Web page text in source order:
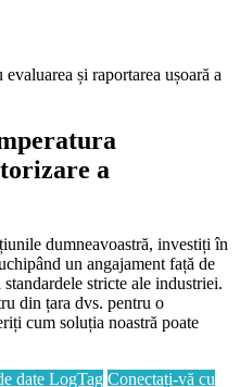
și raportarea ușoară a
a
dumneavoastră, investiți în
un angajament față de
stricte ale industriei.
din țara dvs. pentru o
cum soluția noastră poate
date LogTag Conectați-vă cu